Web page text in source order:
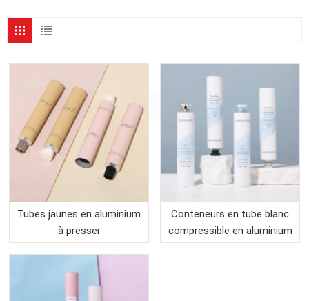
Tubes jaunes en aluminium
à presser
Conteneurs en tube blanc
compressible en aluminium